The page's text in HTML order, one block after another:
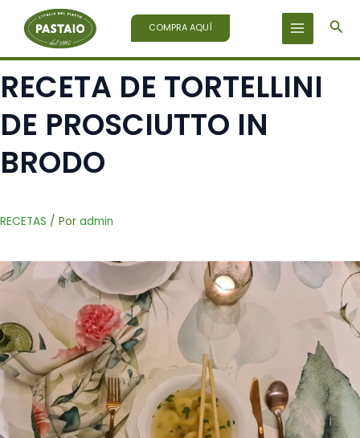
contenido
COMPRA AQUÍ
RECETA DE TORTELLINI
DE PROSCIUTTO IN
BRODO
RECETAS / Por admin